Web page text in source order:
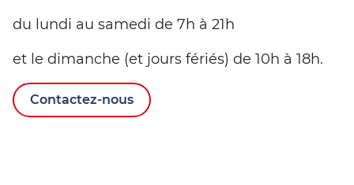
du lundi au samedi de 7h à 21h
et le dimanche (et jours fériés) de 10h à 18h.
Contactez-nous